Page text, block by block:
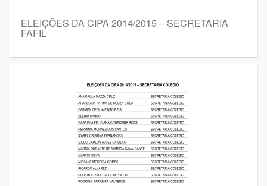
ELEIÇÕES DA CIPA 2014/2015 – SECRETARIA
FAFIL